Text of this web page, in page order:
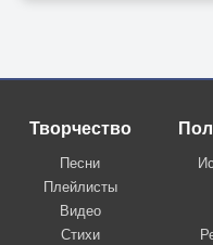
Творчество
Песни
Плейлисты
Видео
Стихи